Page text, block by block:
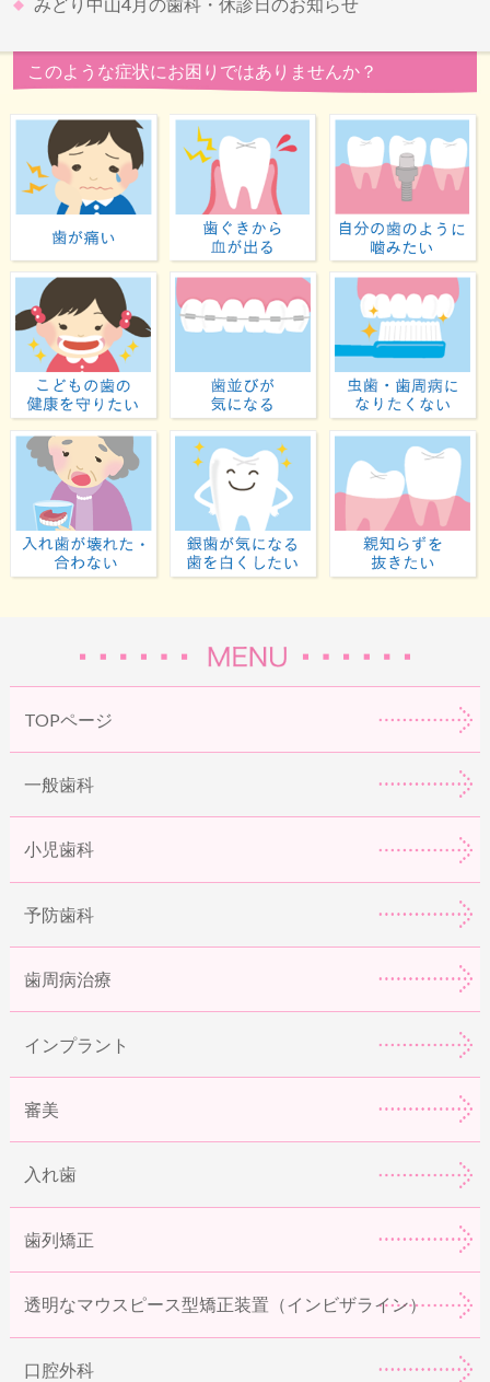
このような症状にお困りではありませんか？
歯が痛い 歯ぐきから血が出る
子どもの歯の健康を守りたい歯並びが気になる
入れ歯が壊れた・合わない虫歯が気になる・歯
TOPページ
一般歯科
小児歯科
予防歯科
歯周病治療
インプラント
審美
入れ歯
歯列矯正
透明なマウスピース型矯正装置（インビザライン）
口腔外科